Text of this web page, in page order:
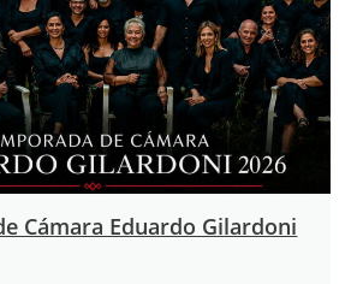
Cámara Eduardo Gilardoni